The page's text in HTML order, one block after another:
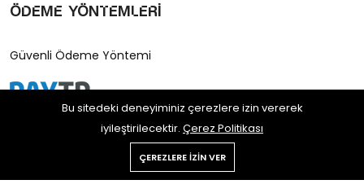
Ödeme Yöntemleri
Güvenli Ödeme Yöntemi
Copyright © 2025 Postane Shop
Tüm hakları saklıdır.
Bu sitedeki deneyiminiz çerezlere izin vererek
iyileştirilecektir. Çerez Politikası
ÇEREZLERE IZIN VER